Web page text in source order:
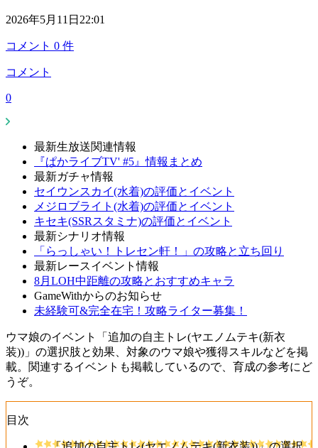
2026年5月11日22:01
コメント 0 件
コメント
0
最新生放送関連情報
『ぱかライブTV' #5』情報まとめ
最新ガチャ情報
セイウンスカイ(水着)の評価とイベント
メジロブライト(水着)の評価とイベント
キセキ(SSRスタミナ)の評価とイベント
最新シナリオ情報
「らっしゃい！トレセン軒！」の攻略と立ち回り
最新レースイベント情報
8月LOH中距離の攻略とおすすめキャラ
GameWithからのお知らせ
未経験可&完全在宅！攻略ライター募集！
ウマ娘のイベント「追加の自主トレ(ヤエノムテキ(新衣
装))」の選択肢と効果、対象のウマ娘や獲得スキルなどを掲
載。関連するイベントも掲載しているので、育成の参考にど
うぞ。
目次